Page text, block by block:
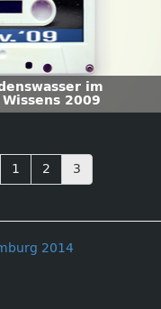
im
2009
1 2 3
2014